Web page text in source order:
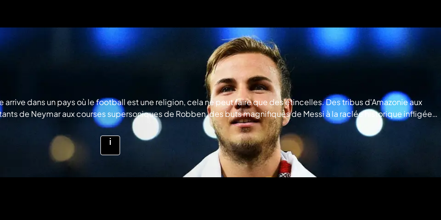
dans un pays où le football est une religion, cela ne peut faire que des étincelles. Des tribus d'Amazonie aux
de Neymar aux courses supersoniques de Robben, des buts magnifiques de Messi à la raclée historique infligée
remportée par la Mannschaft, a été à la hauteur des attentes de tous les fans du monde entier. FIFA